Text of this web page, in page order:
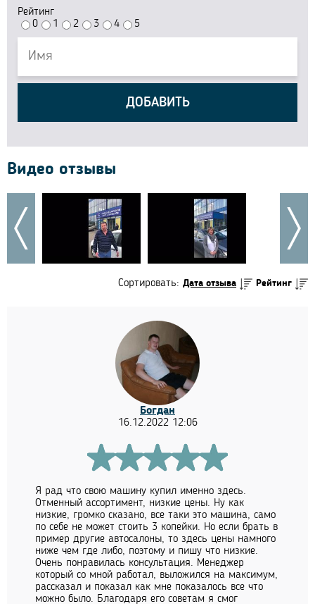
Рейтинг
0
1 2 3 4 5
ДОБАВИТЬ
Видео отзывы
Сортировать: Дата отзыва Рейтинг
Богдан
16.12.2022 12:06
Я рад что свою машину купил именно здесь.
Отменный ассортимент, низкие цены. Ну как
низкие, громко сказано, все таки это машина, само
по себе не может стоить 3 копейки. Но если брать в
пример другие автосалоны, то здесь цены намного
ниже чем где либо, поэтому и пишу что низкие.
Очень понравилась консультация. Менеджер
который со мной работал, выложился на максимум,
рассказал и показал как мне показалось все что
можно было. Благодаря его советам я смог